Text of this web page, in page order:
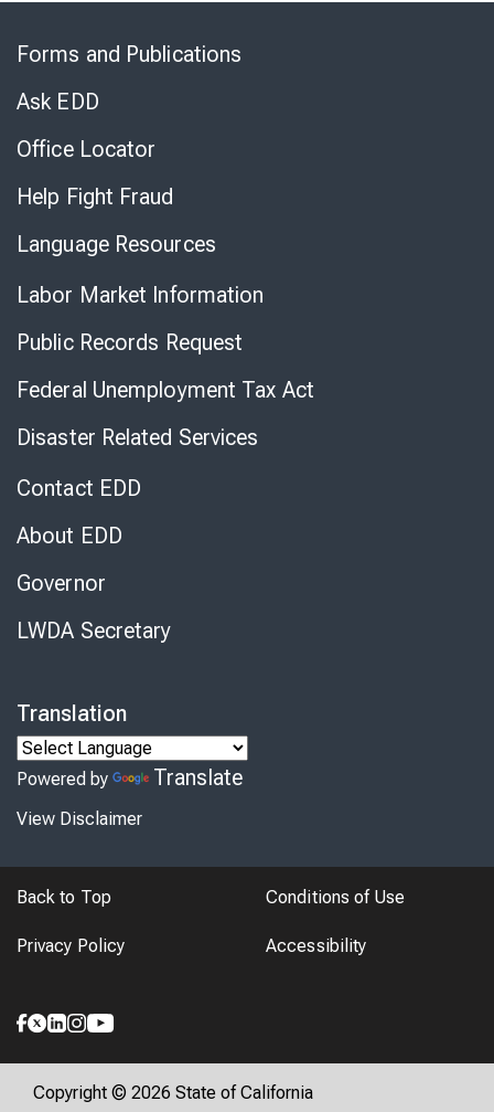
Forms and Publications
Ask EDD
Office Locator
Help Fight Fraud
Language Resources
Labor Market Information
Public Records Request
Federal Unemployment Tax Act
Disaster Related Services
Contact EDD
About EDD
Governor
LWDA Secretary
Translation
Powered by Translate
View Disclaimer
Back to Top Conditions of Use
Privacy Policy Accessibility
Copyright © 2026 State of California